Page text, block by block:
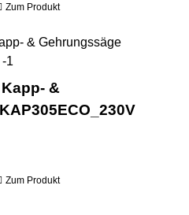
Zum Produkt
&
Zum Produkt